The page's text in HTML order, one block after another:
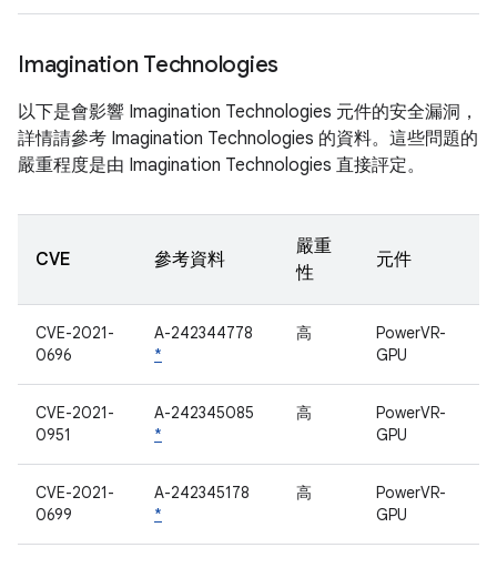
Imagination Technologies
以下是會影響 Imagination Technologies 元件的安全漏洞，
詳情請參考 Imagination Technologies 的資料。這些問題的
嚴重程度是由 Imagination Technologies 直接評定。
CVE 參考資料
嚴重
性
元件
CVE-2021-
0696
A-242344778
*
高
PowerVR-
GPU
CVE-2021-
0951
A-242345085
*
高
PowerVR-
GPU
CVE-2021-
0699
A-242345178
*
高
PowerVR-
GPU